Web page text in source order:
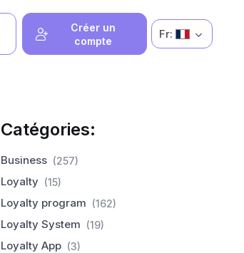
Créer un
compte
Fr:
Catégories:
Business (257)
Loyalty (15)
Loyalty program (162)
Loyalty System (19)
Loyalty App (3)